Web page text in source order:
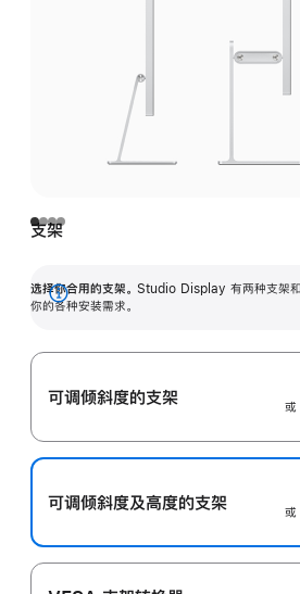
支架
选择你合用的支架。 Studio Display 有两种支架和
你的各种安装需求。
展
可调倾斜度的支架
可调倾斜度及高‍度的支‍架